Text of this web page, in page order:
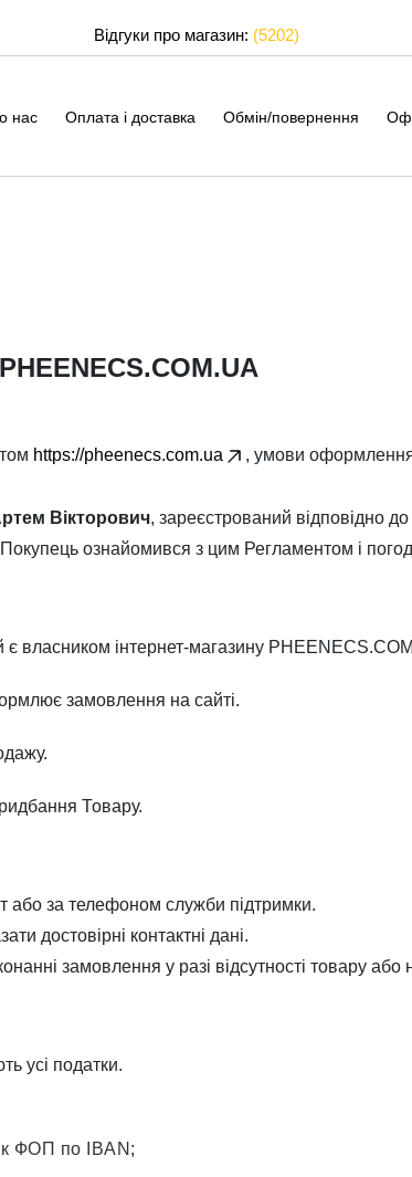
Відгуки про магазин: (5202)
нас Оплата і доставка Обмін/повернення
https://pheenecs.com.ua
, умови оформлення
Вікторович, зареєстрований відповідно
ознайомився з цим Регламентом і
власником інтернет-магазину
замовлення на сайті.
Товару.
за телефоном служби підтримки.
достовірні контактні дані.
замовлення у разі відсутності товару або
усі податки.
ФОП по IBAN ;